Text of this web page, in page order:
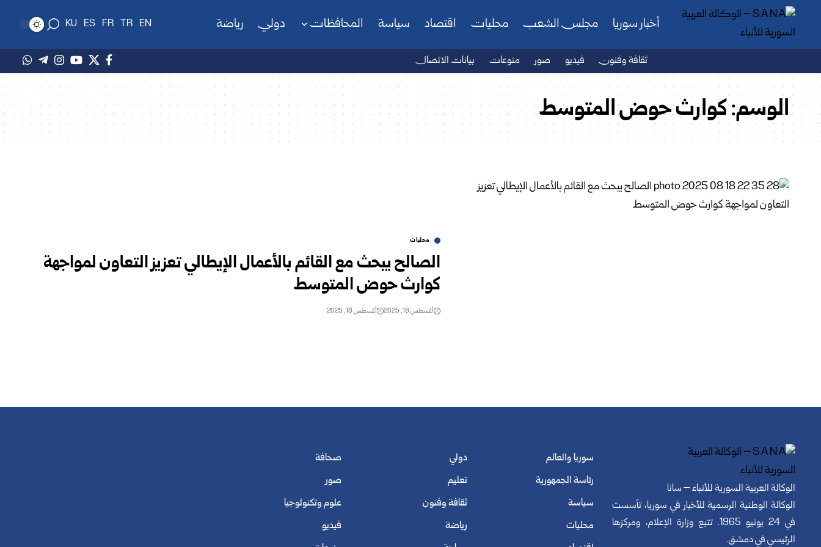
أخبار سوريا مجلس الشعب محليات اقتصاد سياسة المحافظات دولي رياضة EN
TR
FR
ES
KU
ثقافة وفنون فيديو صور منوعات بيانات الاتصال
الوسم:كوارث حوض المتوسط
محليات
الصالح يبحث مع القائم بالأعمال الإيطالي تعزيز التعاون لمواجهة
كوارث حوض المتوسط
أغسطس 18, 2025 أغسطس 18, 2025
الوكالة العربية السورية للأنباء – سانا
الوكالة الوطنية الرسمية للأخبار في سوريا، تأسست
في 24 يونيو 1965. تتبع وزارة الإعلام، ومركزها
الرئيسي في دمشق.
سوريا والعالم
رئاسة الجمهورية
سياسة
محليات
دولي
تعليم
ثقافة وفنون
رياضة
صحافة
صور
علوم وتكنولوجيا
فيديو